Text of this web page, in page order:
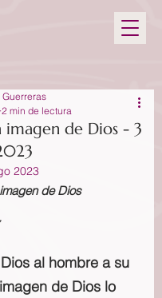
imagen de Dios - 3
Guerreras
2 min de lectura
2023
de Dios
de Dios lo